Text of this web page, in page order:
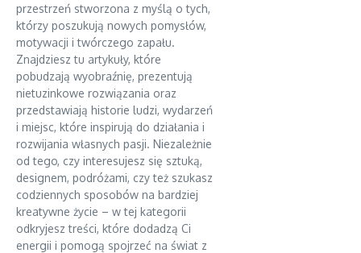
przestrzeń stworzona z myślą o tych,
którzy poszukują nowych pomysłów,
motywacji i twórczego zapału.
Znajdziesz tu artykuły, które
pobudzają wyobraźnię, prezentują
nietuzinkowe rozwiązania oraz
przedstawiają historie ludzi, wydarzeń
i miejsc, które inspirują do działania i
rozwijania własnych pasji. Niezależnie
od tego, czy interesujesz się sztuką,
designem, podróżami, czy też szukasz
codziennych sposobów na bardziej
kreatywne życie – w tej kategorii
odkryjesz treści, które dodadzą Ci
energii i pomogą spojrzeć na świat z